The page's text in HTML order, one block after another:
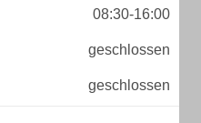
08:30-16:00
geschlossen
geschlossen